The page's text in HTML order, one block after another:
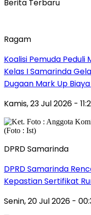
Berita Terbaru
Ragam
Koalisi Pemuda
Kelas I Samarinda
Dugaan Mark Up
Kamis, 23 Jul 2026 -
DPRD Samarinda
DPRD Samarinda
Kepastian Sertifikat
Senin, 20 Jul 2026 -